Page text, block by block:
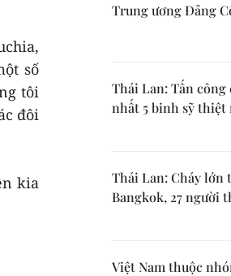
số
tôi
đôi
kia
Trung ương Đảng
Thái Lan: Tấn
nhất 5 binh sỹ thiệt
Thái Lan: Cháy lớn
Bangkok, 27 người
Việt Nam thuộc